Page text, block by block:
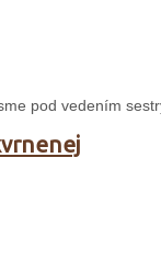
pod vedením